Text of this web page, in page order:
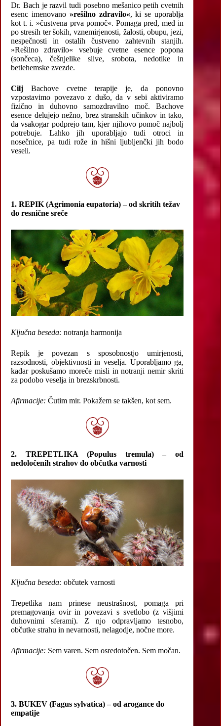
Dr. Bach je razvil tudi posebno mešanico petih cvetnih
esenc imenovano »rešilno zdravilo«, ki se uporablja
kot t. i. »čustvena prva pomoč«. Pomaga pred, med in
po stresih ter šokih, vznemirjenosti, žalosti, obupu, jezi,
nespečnosti in ostalih čustveno zahtevnih stanjih.
»Rešilno zdravilo« vsebuje cvetne esence popona
(sončeca), češnjelike slive, srobota, nedotike in
betlehemske zvezde.
Cilj Bachove cvetne terapije je, da ponovno
vzpostavimo povezavo z dušo, da v sebi aktiviramo
fizično in duhovno samozdravilno moč. Bachove
esence delujejo nežno, brez stranskih učinkov in tako,
da vsakogar podprejo tam, kjer njihovo pomoč najbolj
potrebuje. Lahko jih uporabljajo tudi otroci in
nosečnice, pa tudi rože in hišni ljubljenčki jih bodo
veseli.
1. REPIK (Agrimonia eupatoria) – od skritih težav
do resnične sreče
Ključna beseda: notranja harmonija
Repik je povezan s sposobnostjo umirjenosti,
razsodnosti, objektivnosti in veselja. Uporabljamo ga,
kadar poskušamo moreče misli in notranji nemir skriti
za podobo veselja in brezskrbnosti.
Afirmacije: Čutim mir. Pokažem se takšen, kot sem.
2. TREPETLIKA (Populus tremula) – od
nedoločenih strahov do občutka varnosti
Ključna beseda: občutek varnosti
Trepetlika nam prinese neustrašnost, pomaga pri
premagovanja ovir in povezavi s svetlobo (z višjimi
duhovnimi sferami). Z njo odpravljamo tesnobo,
občutke strahu in nevarnosti, nelagodje, nočne more.
Afirmacije: Sem varen. Sem osredotočen. Sem močan.
3. BUKEV (Fagus sylvatica) – od arogance do
empatije